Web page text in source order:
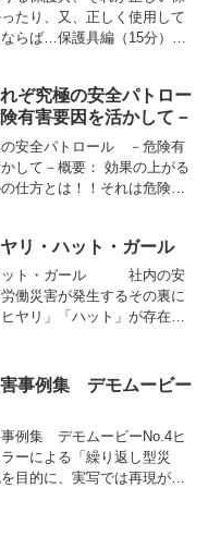
たり、又、正しく使用して
らば…保護具編（15分）イ
た時と締めない時の実験安
時の身体...
ぞ究極の安全パトロー
有害要因を活かして－
の安全パトロール －危険有
して－概要： 効果の上がる
仕方とは！！それは危険有
て、部下に危険箇所のポイ
とです。パ...
リ・ハット・ガール
ット・ガール 社内の安
働災害が発生するその裏に
ヤリ」「ハット」が存在し
トです。ヒヤリハットを題
全衛生の啓発...
事例集 デモムービー
例集 デモムービーNo.4ヒ
ーによる「繰り返し型災
目的に、実写では再­現が難